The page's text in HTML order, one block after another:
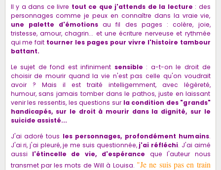
Il y a dans ce livre tout ce que j'attends de la lecture : des
personnages comme je peux en connaître dans la vraie vie,
une palette d'émotionsau fil des pages : colère, joie,
tristesse, amour, chagrin... et une écriture nerveuse et rythmée
qui me fait tourner les pages pour vivre l'histoire tambour
battant.
Le sujet de fond est infiniment sensible : a-t-on le droit de
choisir de mourir quand la vie n'est pas celle qu'on voudrait
avoir ? Mais il est traité intelligemment, avec légèreté,
humour, sans jamais tomber dans le pathos, juste en laissant
venir les ressentis, les questions sur la condition des "grands"
handicapés, sur le droit à mourir dans la dignité, sur le
suicide assisté...
J'ai adoré tous les personnages, profondément humains.
J'ai ri, j'ai pleuré, je me suis questionnée, j'ai réfléchi. J'ai aimé
aussi l'étincelle de vie, d'espérance que l'auteur nous
transmet par les mots de Will à Louisa. "Je ne suis pas en train